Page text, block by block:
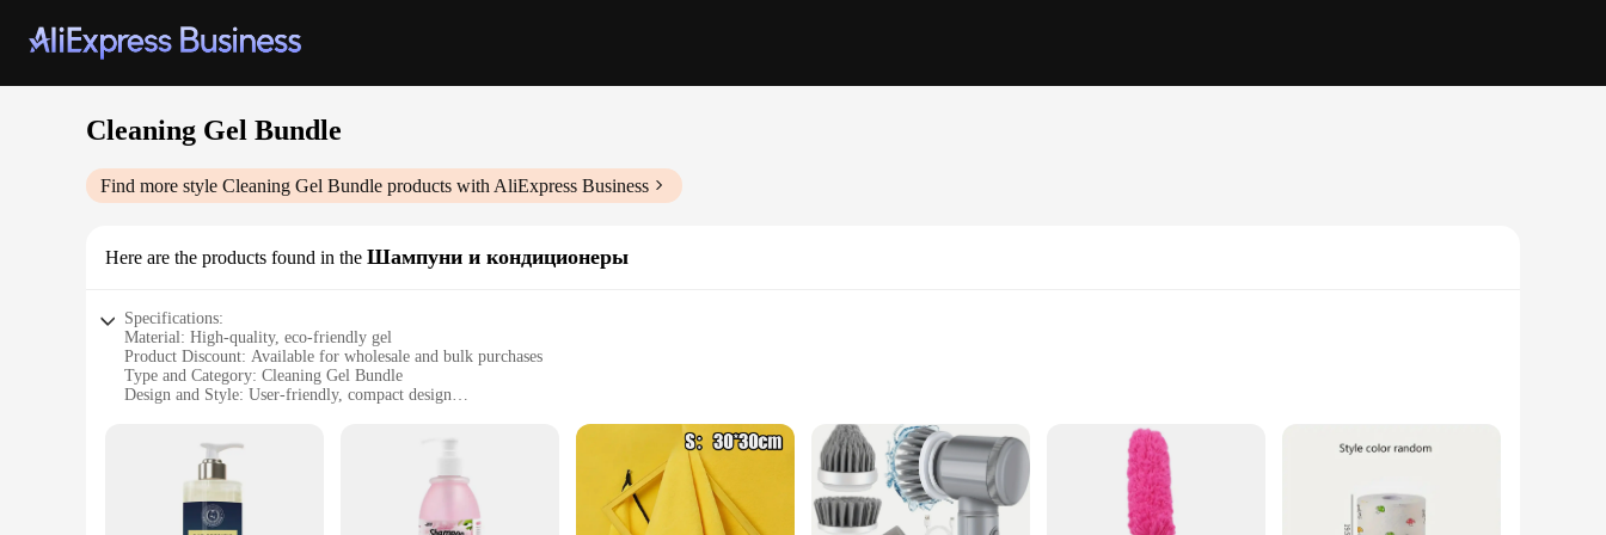
Cleaning Gel Bundle
Find more style Cleaning Gel Bundle products with AliExpress Business
Here are the products found in the Шампуни и кондиционеры
Specifications:
Material: High-quality, eco-friendly gel
Product Discount: Available for wholesale and bulk purchases
Type and Category: Cleaning Gel Bundle
Design and Style: User-friendly, compact design
Shape or Size or Weight or Quantity: Conveniently sized for easy handling and storage